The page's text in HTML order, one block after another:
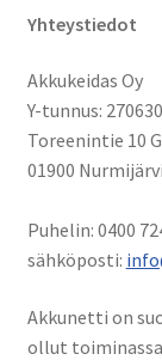
Yhteystiedot
Akkukeidas Oy
Y-tunnus:
Toreenintie 10 G
01900 Nurmijärvi
Puhelin: 0400
sähköposti:
Akkunetti on
ollut toiminassa